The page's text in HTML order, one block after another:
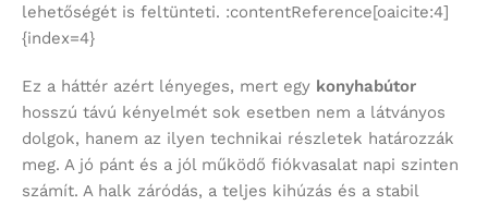
lehetőségét is feltünteti. :contentReference[oaicite:4]
{index=4}
Ez a háttér azért lényeges, mert egy konyhabútor
hosszú távú kényelmét sok esetben nem a látványos
dolgok, hanem az ilyen technikai részletek határozzák
meg. A jó pánt és a jól működő fiókvasalat napi szinten
számít. A halk záródás, a teljes kihúzás és a stabil